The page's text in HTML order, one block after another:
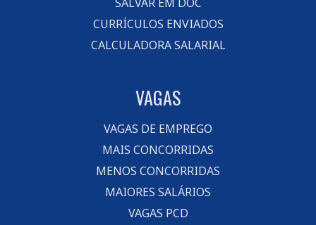
CURRÍCULOS ENVIADOS
CALCULADORA SALARIAL
VAGAS
VAGAS DE EMPREGO
MAIS CONCORRIDAS
MENOS CONCORRIDAS
MAIORES SALÁRIOS
VAGAS PCD